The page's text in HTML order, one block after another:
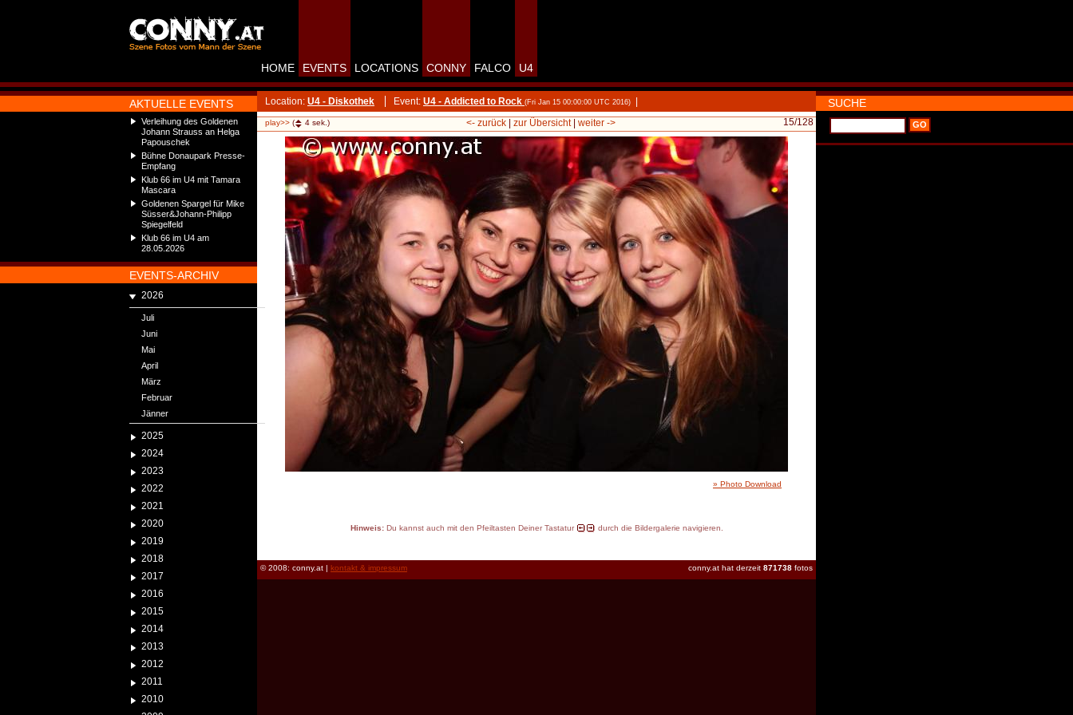
AKTUELLE EVENTS
Verleihung des Goldenen
Johann Strauss an Helga
Papouschek
Bühne Donaupark Presse-
Empfang
Klub 66 im U4 mit Tamara
Mascara
Goldenen Spargel für Mike
Süsser&Johann-Philipp
Spiegelfeld
Klub 66 im U4 am
28.05.2026
EVENTS-ARCHIV
2026
Juli
Juni
Mai
April
März
Februar
Jänner
2025
2024
2023
2022
2021
2020
2019
2018
2017
2016
2015
2014
2013
2012
2011
2010
HOME EVENTS LOCATIONS CONNY FALCO U4
Location: U4 - Diskothek Event: U4 - Addicted to Rock (Fri Jan 15 00:00:00 UTC 2016)
play>> ( 4 sek.) 15/128
<- zurück| zur Übersicht| weiter ->
» Photo Download
Hinweis:Du kannst auch mit den Pfeiltasten Deiner Tastatur durch die Bildergalerie navigieren.
conny.at hat derzeit 871738 fotos
© 2008: conny.at | kontakt & impressum
SUCHE